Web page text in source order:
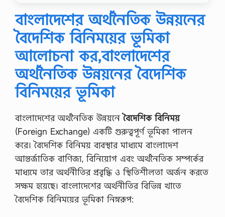
বাংলাদেশের অর্থনৈতিক উন্নয়নের
বৈদেশিক বিনিময়ের ভূমিকা
আলোচনা কর,বাংলাদেশের
অর্থনৈতিক উন্নয়নের বৈদেশিক
বিনিময়ের ভূমিকা
বাংলাদেশের অর্থনৈতিক উন্নয়নেবৈদেশিক বিনিময়
(Foreign Exchange) একটি গুরুত্বপূর্ণ ভূমিকা পালন
করে। বৈদেশিক বিনিময় ব্যবস্থার মাধ্যমে বাংলাদেশ
আন্তর্জাতিক বাণিজ্য, বিনিয়োগ এবং অর্থনৈতিক সম্পর্কের
মাধ্যমে তার অর্থনীতির প্রবৃদ্ধি ও স্থিতিশীলতা অর্জন করতে
সক্ষম হয়েছে। বাংলাদেশের অর্থনীতির বিভিন্ন খাতে
বৈদেশিক বিনিময়ের ভূমিকা নিম্নরূপ: